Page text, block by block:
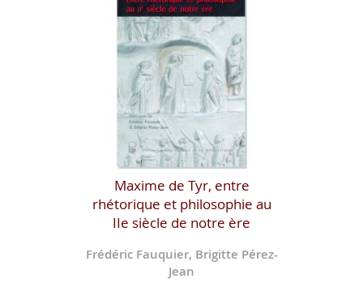
Maxime de Tyr, entre
rhétorique et philosophie au
IIe siècle de notre ère
Frédéric Fauquier, Brigitte Pérez-
Jean